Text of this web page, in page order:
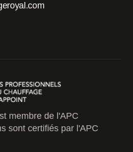
membre de l'APC
sont certifiés par l'APC